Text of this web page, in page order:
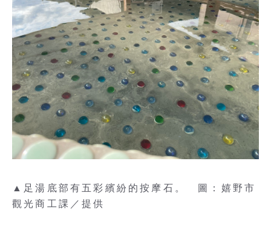
▲足湯底部有五彩繽紛的按摩石。 圖：嬉野市
觀光商工課／提供